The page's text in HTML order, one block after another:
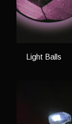
Light Balls